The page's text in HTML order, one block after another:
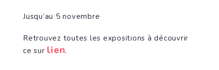
Jusqu’au 5 novembre
Retrouvez toutes les expositions à découvrir
ce sur lien.